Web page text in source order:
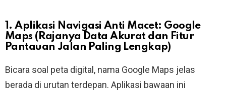
1. Aplikasi Navigasi Anti Macet: Google
Maps (Rajanya Data Akurat dan Fitur
Pantauan Jalan Paling Lengkap)
Bicara soal peta digital, nama Google Maps jelas
berada di urutan terdepan. Aplikasi bawaan ini